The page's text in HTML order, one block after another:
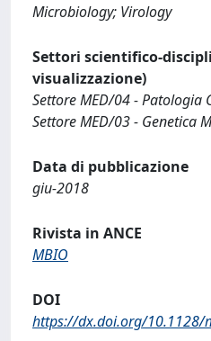
Microbiology; Virology
Settori scientifico-
visualizzazione)
Settore MED/04 - Patologia
Settore MED/03 - Genetica
Data di pubblicazione
giu-2018
Rivista in ANCE
MBIO
DOI
https://dx.doi.org/10.1128/